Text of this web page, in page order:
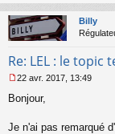
n
o
n
l
Billy
Re: LEL : le topic
e
22 avr. 2017, 13:49
Bonjour,
Je n'ai pas remarqué